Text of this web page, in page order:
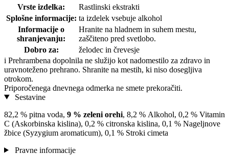
Vrste izdelka:
Rastlinski ekstrakti
Splošne informacije: ta izdelek vsebuje alkohol
Informacije o
shranjevanju:
Hranite na hladnem in suhem mestu,
zaščiteno pred svetlobo.
Dobro za:
želodec in črevesje
i Prehrambena dopolnila ne služijo kot nadomestilo za zdravo in
uravnoteženo prehrano. Shranite na mestih, ki niso dosegljiva
otrokom.
Priporočenega dnevnega odmerka ne smete prekoračiti.
Sestavine
82,2 % pitna voda, 9 % zeleni orehi, 8,2 % Alkohol, 0,2 % Vitamin
C (Askorbinska kislina), 0,2 % citronska kislina, 0,1 % Nageljnove
žbice (Syzygium aromaticum), 0,1 % Stroki cimeta
Pravne informacije